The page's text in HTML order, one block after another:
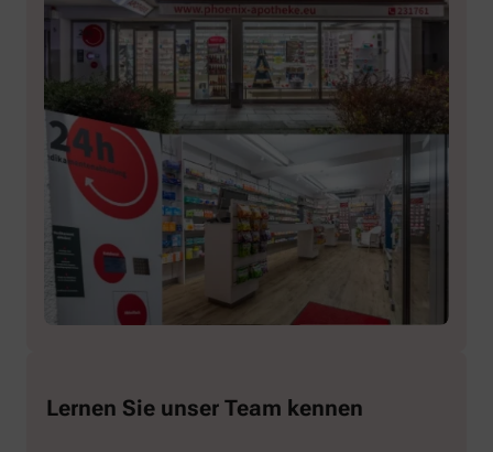
Lernen Sie unser Team kennen